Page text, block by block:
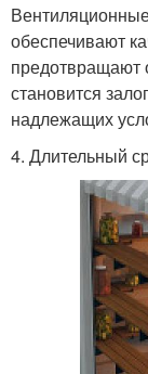
обеспечивают
предотвращают
становится
надлежащих
4. Длительный